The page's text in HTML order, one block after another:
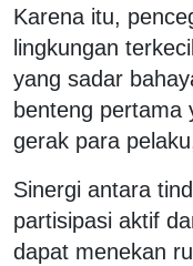
Karena itu,
lingkungan
yang sadar
benteng pertama
gerak para
Sinergi antara
partisipasi aktif
dapat menekan